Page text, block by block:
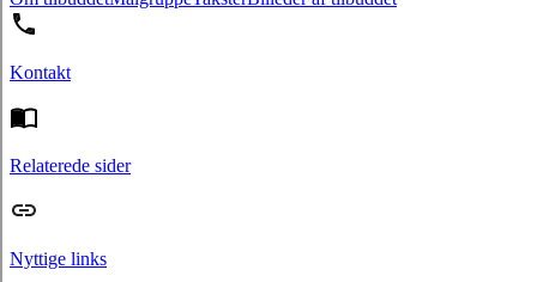
Kontakt
Relaterede sider
Nyttige links